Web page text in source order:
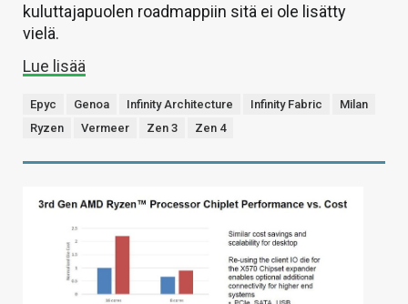
kuluttajapuolen roadmappiin sitä ei ole lisätty
vielä.
Lue lisää
Epyc Genoa Infinity Architecture Infinity Fabric
Milan
Ryzen
Vermeer Zen 3 Zen 4